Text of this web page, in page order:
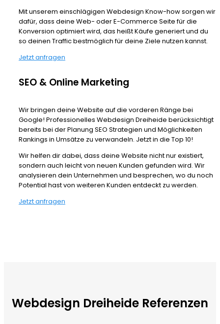
Mit unserem einschlägigen Webdesign Know-how sorgen wir
dafür, dass deine Web- oder E-Commerce Seite für die
Konversion optimiert wird, das heißt Käufe generiert und du
so deinen Traffic bestmöglich für deine Ziele nutzen kannst.
Jetzt anfragen
SEO & Online Marketing
Wir bringen deine Website auf die vorderen Ränge bei
Google! Professionelles Webdesign Dreiheide berücksichtigt
bereits bei der Planung SEO Strategien und Möglichkeiten
Rankings in Umsätze zu verwandeln. Jetzt in die Top 10!
Wir helfen dir dabei, dass deine Website nicht nur existiert,
sondern auch leicht von neuen Kunden gefunden wird. Wir
analysieren dein Unternehmen und besprechen, wo du noch
Potential hast von weiteren Kunden entdeckt zu werden.
Jetzt anfragen
Webdesign Dreiheide Referenzen